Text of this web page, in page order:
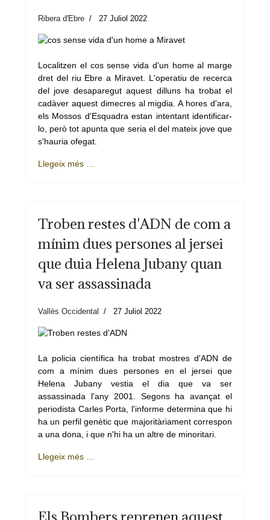
Ribera d'Ebre 27 Juliol 2022
Localitzen el cos sense vida d'un home al marge
dret del riu Ebre a Miravet. L'operatiu de recerca
del jove desaparegut aquest dilluns ha trobat el
cadàver aquest dimecres al migdia. A hores d'ara,
els Mossos d'Esquadra estan intentant identificar-
lo, però tot apunta que seria el del mateix jove que
s'hauria ofegat.
Llegeix més …
Troben restes d'ADN de com a
mínim dues persones al jersei
que duia Helena Jubany quan
va ser assassinada
Vallès Occidental 27 Juliol 2022
La policia científica ha trobat mostres d'ADN de
com a mínim dues persones en el jersei que
Helena Jubany vestia el dia que va ser
assassinada l'any 2001. Segons ha avançat el
periodista Carles Porta, l'informe determina que hi
ha un perfil genètic que majoritàriament correspon
a una dona, i que n'hi ha un altre de minoritari.
Llegeix més …
Els Bombers reprenen aquest